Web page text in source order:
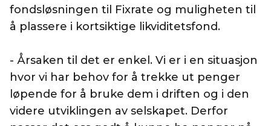
fondsløsningen til Fixrate og muligheten til
å plassere i kortsiktige likviditetsfond.
- Årsaken til det er enkel. Vi er i en situasjon
hvor vi har behov for å trekke ut penger
løpende for å bruke dem i driften og i den
videre utviklingen av selskapet. Derfor